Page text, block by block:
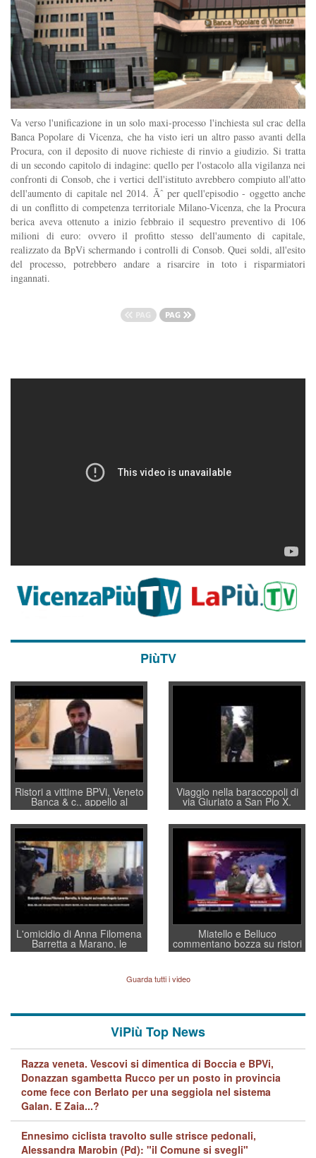
Va verso l'unificazione in un solo maxi-processo l'inchiesta sul crac della
Banca Popolare di Vicenza, che ha visto ieri un altro passo avanti della
Procura, con il deposito di nuove richieste di rinvio a giudizio. Si tratta
di un secondo capitolo di indagine: quello per l'ostacolo alla vigilanza nei
confronti di Consob, che i vertici dell'istituto avrebbero compiuto all'atto
dell'aumento di capitale nel 2014. Ãˆ per quell'episodio - oggetto anche
di un conflitto di competenza territoriale Milano-Vicenza, che la Procura
berica aveva ottenuto a inizio febbraio il sequestro preventivo di 106
milioni di euro: ovvero il profitto stesso dell'aumento di capitale,
realizzato da BpVi schermando i controlli di Consob. Quei soldi, all'esito
del processo, potrebbero andare a risarcire in toto i risparmiatori
ingannati.
PiùTV
Ristori a vittime BPVi, Veneto
Banca & c., appello al
sottosegretario Alessio
Villarosa: per mettere ordine
convochi con Di Maio CNCU
a supporto della cabina di
regia al Mef
Viaggio nella baraccopoli di
via Giuriato a San Pio X.
Vicenza ai Vicentini: “faremo
un regalo di Natale ai
residenti”
L'omicidio di Anna Filomena
Barretta a Marano, le
indagini dei carabinieri di
Lavarra: più avvincenti di
quelle di... Barbara D'Urso
Miatello e Belluco
commentano bozza su ristori
BPVi e Veneto Banca
Guarda tutti i video
ViPiù Top News
Razza veneta. Vescovi si dimentica di Boccia e BPVi,
Donazzan sgambetta Rucco per un posto in provincia
come fece con Berlato per una seggiola nel sistema
Galan. E Zaia...?
Ennesimo ciclista travolto sulle strisce pedonali,
Alessandra Marobin (Pd): "il Comune si svegli"